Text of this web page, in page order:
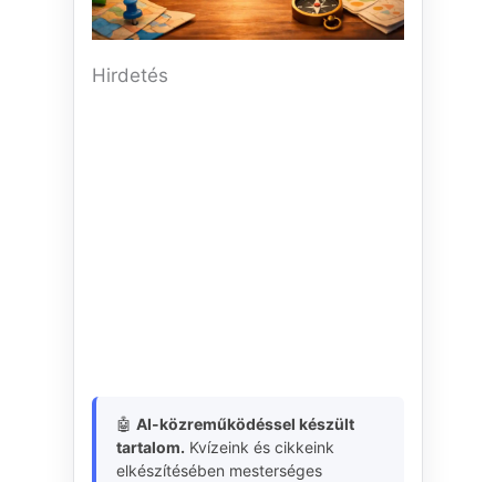
Hirdetés
🤖 AI-közreműködéssel készült
tartalom. Kvízeink és cikkeink
elkészítésében mesterséges